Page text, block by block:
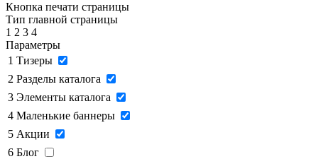
Кнопка печати страницы
Тип главной страницы
1 2 3 4
Параметры
1 Тизеры
2 Разделы каталога
3 Элементы каталога
4 Маленькие баннеры
5 Акции
6 Блог